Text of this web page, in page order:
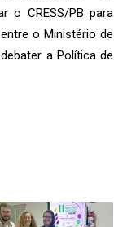
o CRESS/PB para
o Ministério de
a Política de